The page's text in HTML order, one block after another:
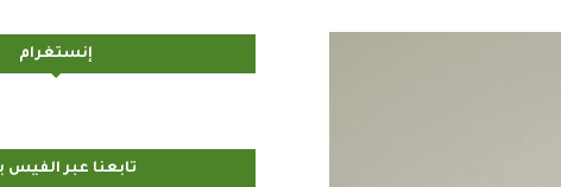
إنستغرام
تابعنا عبر الفيس